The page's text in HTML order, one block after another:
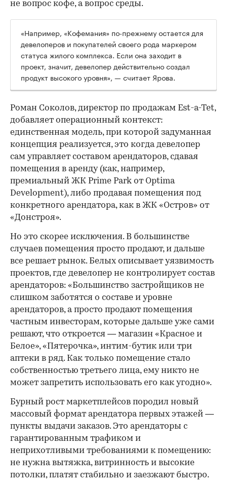
не вопрос кофе, а вопрос среды.
«Например, «Кофемания» по-прежнему остается для
девелоперов и покупателей своего рода маркером
статуса жилого комплекса. Если она заходит в
проект, значит, девелопер действительно создал
продукт высокого уровня», — считает Ярова.
Роман Соколов, директор по продажам Est-a-Tet,
добавляет операционный контекст:
единственная модель, при которой задуманная
концепция реализуется, это когда девелопер
сам управляет составом арендаторов, сдавая
помещения в аренду (как, например,
премиальный ЖК Prime Park от Optima
Development), либо продавая помещения под
конкретного арендатора, как в ЖК «Остров» от
«Донстроя».
Но это скорее исключения. В большинстве
случаев помещения просто продают, и дальше
все решает рынок. Белых описывает уязвимость
проектов, где девелопер не контролирует состав
арендаторов: «Большинство застройщиков не
слишком заботятся о составе и уровне
арендаторов, а просто продают помещения
частным инвесторам, которые дальше уже сами
решают, что откроется — магазин «Красное и
Белое», «Пятерочка», интим-бутик или три
аптеки в ряд. Как только помещение стало
собственностью третьего лица, ему никто не
может запретить использовать его как угодно».
Бурный рост маркетплейсов породил новый
массовый формат арендатора первых этажей —
пункты выдачи заказов. Это арендаторы с
гарантированным трафиком и
неприхотливыми требованиями к помещению:
не нужна вытяжка, витринность и высокие
потолки, платят стабильно и заезжают быстро.